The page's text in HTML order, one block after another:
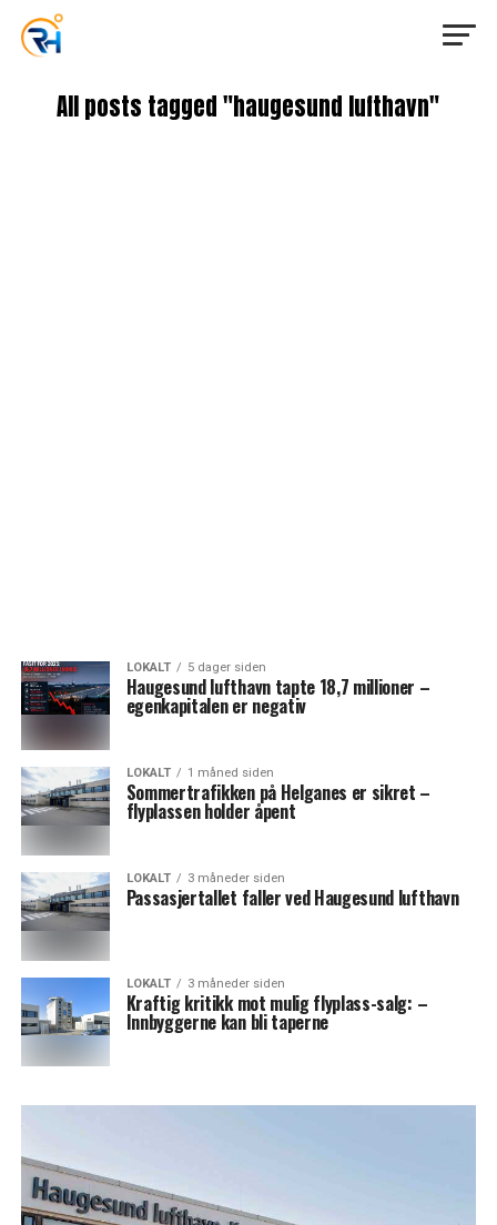
All posts tagged "haugesund lufthavn"
LOKALT 5 dager siden
Haugesund lufthavn tapte 18,7 millioner –
egenkapitalen er negativ
LOKALT 1 måned siden
Sommertrafikken på Helganes er sikret –
flyplassen holder åpent
LOKALT 3 måneder siden
Passasjertallet faller ved Haugesund lufthavn
LOKALT 3 måneder siden
Kraftig kritikk mot mulig flyplass-salg: –
Innbyggerne kan bli taperne